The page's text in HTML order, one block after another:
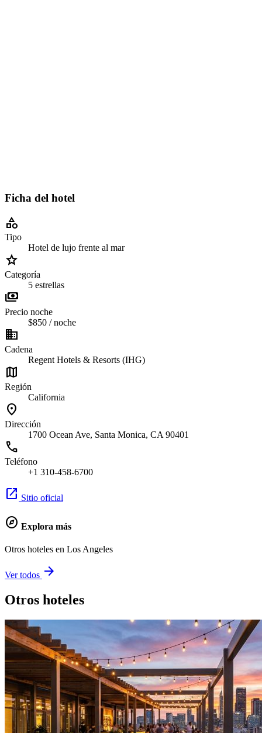
Ficha del hotel
category
Tipo
Hotel de lujo frente al mar
grade
Categoría
5 estrellas
payments
Precio noche
$850 / noche
business
Cadena
Regent Hotels & Resorts (IHG)
map
Región
California
location_on
Dirección
1700 Ocean Ave, Santa Monica, CA 90401
call
Teléfono
+1 310-458-6700
open_in_new Sitio oficial
explore Explora más
Otros hoteles en Los Angeles
Ver todos arrow_forward
Otros hoteles